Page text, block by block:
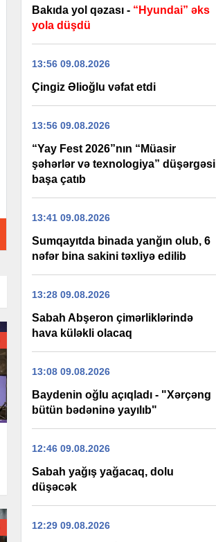
Bakıda yol qəzası - “Hyundai” əks
yola düşdü
13:56 09.08.2026
Çingiz Əlioğlu vəfat etdi
13:56 09.08.2026
“Yay Fest 2026”nın “Müasir
şəhərlər və texnologiya” düşərgəsi
başa çatıb
13:41 09.08.2026
Sumqayıtda binada yanğın olub, 6
nəfər bina sakini təxliyə edilib
13:28 09.08.2026
Sabah Abşeron çimərliklərində
hava küləkli olacaq
13:08 09.08.2026
Baydenin oğlu açıqladı - "Xərçəng
bütün bədəninə yayılıb"
12:46 09.08.2026
Sabah yağış yağacaq, dolu
düşəcək
12:29 09.08.2026